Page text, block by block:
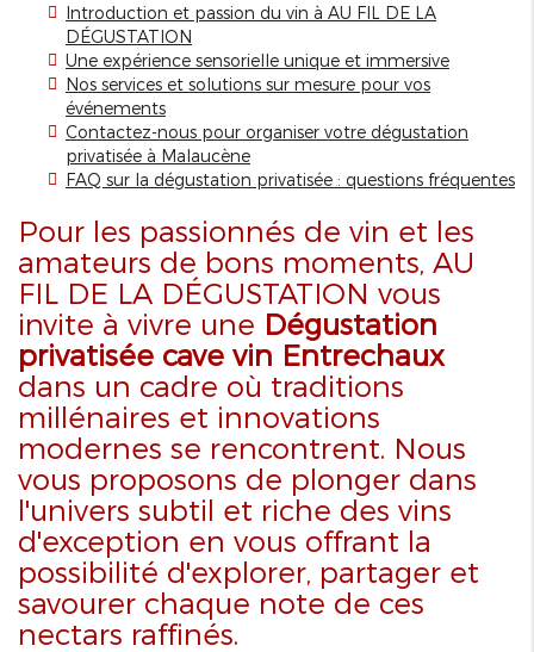
Introduction et passion du vin à AU FIL DE LA
DÉGUSTATION
Une expérience sensorielle unique et immersive
Nos services et solutions sur mesure pour vos
événements
Contactez-nous pour organiser votre dégustation
privatisée à Malaucène
FAQ sur la dégustation privatisée : questions fréquentes
Pour les passionnés de vin et les
amateurs de bons moments, AU
FIL DE LA DÉGUSTATION vous
invite à vivre une Dégustation
privatisée cave vin Entrechaux
dans un cadre où traditions
millénaires et innovations
modernes se rencontrent. Nous
vous proposons de plonger dans
l'univers subtil et riche des vins
d'exception en vous offrant la
possibilité d'explorer, partager et
savourer chaque note de ces
nectars raffinés.